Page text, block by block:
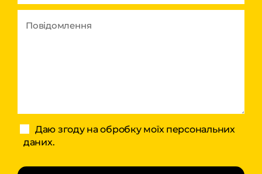
Даю згоду на обробку моїх персональних
даних.